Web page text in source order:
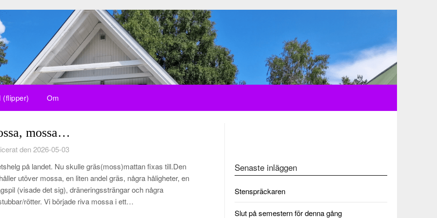
(flipper) Om
mossa…
den 2026-05-03
på landet. Nu skulle gräs(moss)mattan fixas till.Den
utöver mossa, en liten andel gräs, några håligheter, en
(visade det sig), dräneringssträngar och några
rötter. Vi började riva mossa i ett…
Senaste inläggen
Stenspräckaren
Slut på semestern för denna gång